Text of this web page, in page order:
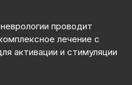
проводит
лечение с
активации и стимуляции